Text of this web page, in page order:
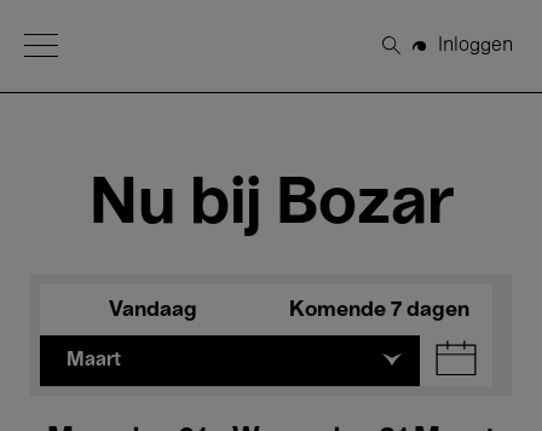
Open Menu
Zoeken
Inloggen
Nu bij Bozar
Vandaag Komende 7 dagen
Maart